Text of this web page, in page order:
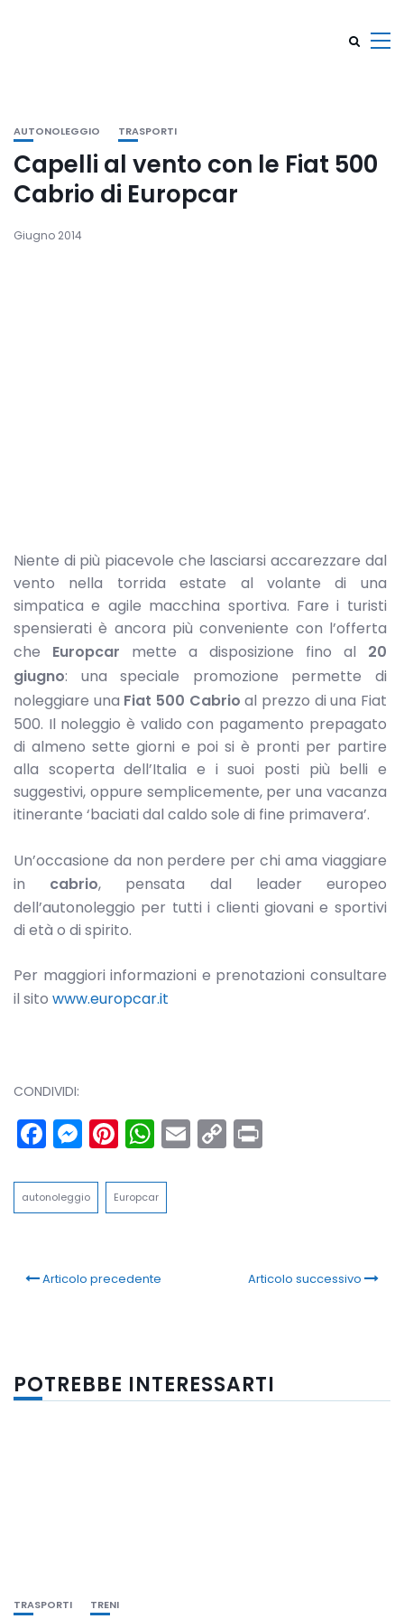
AUTONOLEGGIO TRASPORTI
Capelli al vento con le Fiat 500
Cabrio di Europcar
Giugno 2014
Niente di più piacevole che lasciarsi accarezzare dal
vento nella torrida estate al volante di una
simpatica e agile macchina sportiva. Fare i turisti
spensierati è ancora più conveniente con l’offerta
che Europcar mette a disposizione fino al 20
giugno: una speciale promozione permette di
noleggiare una Fiat 500 Cabrio al prezzo di una Fiat
500. Il noleggio è valido con pagamento prepagato
di almeno sette giorni e poi si è pronti per partire
alla scoperta dell’Italia e i suoi posti più belli e
suggestivi, oppure semplicemente, per una vacanza
itinerante ‘baciati dal caldo sole di fine primavera’.
Un’occasione da non perdere per chi ama viaggiare
in cabrio, pensata dal leader europeo
dell’autonoleggio per tutti i clienti giovani e sportivi
di età o di spirito.
Per maggiori informazioni e prenotazioni consultare
il sito www.europcar.it
CONDIVIDI:
Facebook
Messenger
Pinterest
WhatsApp
Email
Copy
Link
autonoleggio Europcar
Articolo precedente Articolo successivo
POTREBBE INTERESSARTI
TRASPORTI TRENI